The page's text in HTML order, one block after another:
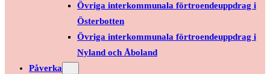
Övriga interkommunala förtroendeuppdrag i
Österbotten
Övriga interkommunala förtroendeuppdrag i
Nyland och Åboland
Påverka